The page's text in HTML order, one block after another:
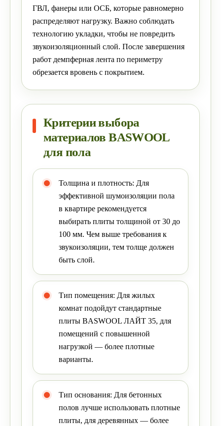
ГВЛ, фанеры или ОСБ, которые равномерно
распределяют нагрузку. Важно соблюдать
технологию укладки, чтобы не повредить
звукоизоляционный слой. После завершения
работ демпферная лента по периметру
обрезается вровень с покрытием.
Критерии выбора
материалов BASWOOL
для пола
Толщина и плотность: Для
эффективной шумоизоляции пола
в квартире рекомендуется
выбирать плиты толщиной от 30 до
100 мм. Чем выше требования к
звукоизоляции, тем толще должен
быть слой.
Тип помещения: Для жилых
комнат подойдут стандартные
плиты BASWOOL ЛАЙТ 35, для
помещений с повышенной
нагрузкой — более плотные
варианты.
Тип основания: Для бетонных
полов лучше использовать плотные
плиты, для деревянных — более